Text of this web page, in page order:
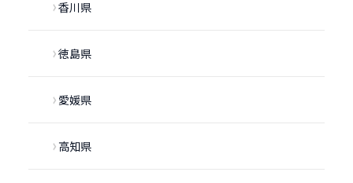
香川県
徳島県
愛媛県
高知県